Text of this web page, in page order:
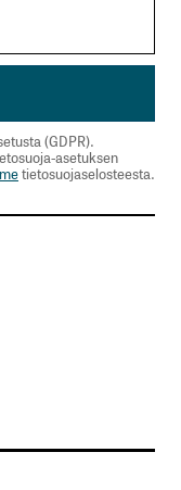
(GDPR).
asetuksen
tietosuojaselosteesta.